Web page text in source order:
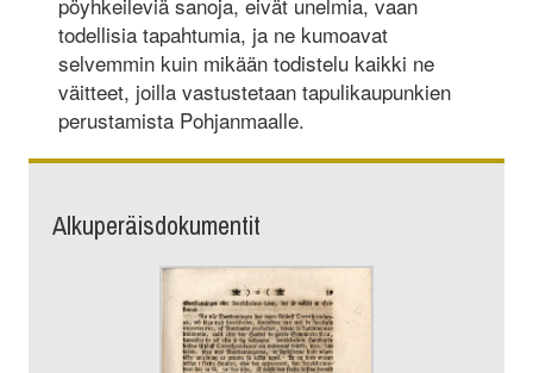
todellisia tapahtumia, ja ne kumoavat
selvemmin kuin mikään todistelu kaikki ne
väitteet, joilla vastustetaan tapulikaupunkien
perustamista Pohjanmaalle.
Alkuperäisdokumentit